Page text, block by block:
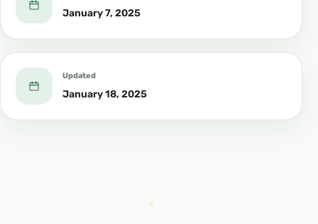
January 7, 2025
Updated
January 18, 2025